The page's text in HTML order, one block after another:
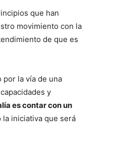
que han
movimiento con la
de que es
por la vía de una
y
es contar con un
la iniciativa que será